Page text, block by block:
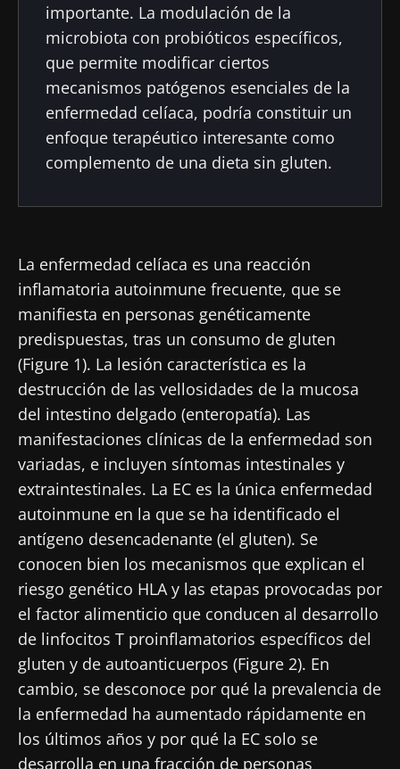
importante. La modulación de la
microbiota con probióticos específicos,
que permite modificar ciertos
mecanismos patógenos esenciales de la
enfermedad celíaca, podría constituir un
enfoque terapéutico interesante como
complemento de una dieta sin gluten.
La enfermedad celíaca es una reacción
inflamatoria autoinmune frecuente, que se
manifiesta en personas genéticamente
predispuestas, tras un consumo de gluten
(Figure 1). La lesión característica es la
destrucción de las vellosidades de la mucosa
del intestino delgado (enteropatía). Las
manifestaciones clínicas de la enfermedad son
variadas, e incluyen síntomas intestinales y
extraintestinales. La EC es la única enfermedad
autoinmune en la que se ha identificado el
antígeno desencadenante (el gluten). Se
conocen bien los mecanismos que explican el
riesgo genético HLA y las etapas provocadas por
el factor alimenticio que conducen al desarrollo
de linfocitos T proinflamatorios específicos del
gluten y de autoanticuerpos (Figure 2). En
cambio, se desconoce por qué la prevalencia de
la enfermedad ha aumentado rápidamente en
los últimos años y por qué la EC solo se
desarrolla en una fracción de personas